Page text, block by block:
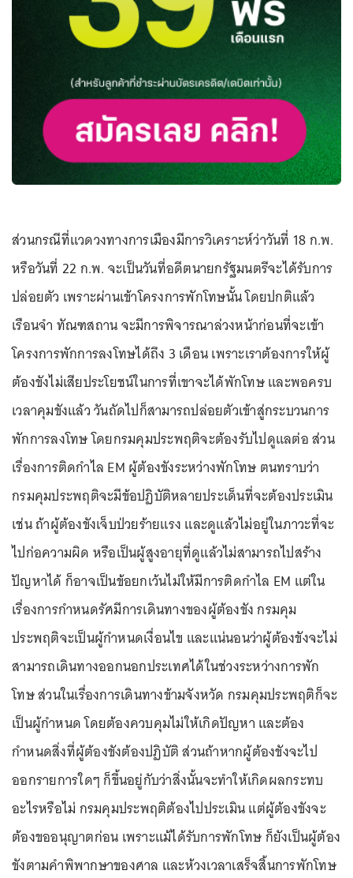
ส่วนกรณีที่แวดวงทางการเมืองมีการวิเคราะห์ว่าวันที่ 18 ก.พ.
หรือวันที่ 22 ก.พ. จะเป็นวันที่อดีตนายกรัฐมนตรีจะได้รับการ
ปล่อยตัว เพราะผ่านเข้าโครงการพักโทษนั้น โดยปกติแล้ว
เรือนจำ ทัณฑสถาน จะมีการพิจารณาล่วงหน้าก่อนที่จะเข้า
โครงการพักการลงโทษได้ถึง 3 เดือน เพราะเราต้องการให้ผู้
ต้องขังไม่เสียประโยชน์ในการที่เขาจะได้พักโทษ และพอครบ
เวลาคุมขังแล้ว วันถัดไปก็สามารถปล่อยตัวเข้าสู่กระบวนการ
พักการลงโทษ โดยกรมคุมประพฤติจะต้องรับไปดูแลต่อ ส่วน
เรื่องการติดกำไล EM ผู้ต้องขังระหว่างพักโทษ ตนทราบว่า
กรมคุมประพฤติจะมีข้อปฏิบัติหลายประเด็นที่จะต้องประเมิน
เช่น ถ้าผู้ต้องขังเจ็บป่วยร้ายแรง และดูแล้วไม่อยู่ในภาวะที่จะ
ไปก่อความผิด หรือเป็นผู้สูงอายุที่ดูแล้วไม่สามารถไปสร้าง
ปัญหาได้ ก็อาจเป็นข้อยกเว้นไม่ให้มีการติดกำไล EM แต่ใน
เรื่องการกำหนดรัศมีการเดินทางของผู้ต้องขัง กรมคุม
ประพฤติจะเป็นผู้กำหนดเงื่อนไข และแน่นอนว่าผู้ต้องขังจะไม่
สามารถเดินทางออกนอกประเทศได้ในช่วงระหว่างการพัก
โทษ ส่วนในเรื่องการเดินทางข้ามจังหวัด กรมคุมประพฤติก็จะ
เป็นผู้กำหนด โดยต้องควบคุมไม่ให้เกิดปัญหา และต้อง
กำหนดสิ่งที่ผู้ต้องขังต้องปฏิบัติ ส่วนถ้าหากผู้ต้องขังจะไป
ออกรายการใดๆ ก็ขึ้นอยู่กับว่าสิ่งนั้นจะทำให้เกิดผลกระทบ
อะไรหรือไม่ กรมคุมประพฤติต้องไปประเมิน แต่ผู้ต้องขังจะ
ต้องขออนุญาตก่อน เพราะแม้ได้รับการพักโทษ ก็ยังเป็นผู้ต้อง
ขังตามคำพิพากษาของศาล และห้วงเวลาเสร็จสิ้นการพักโทษ